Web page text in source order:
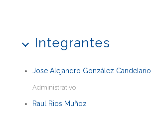
Integrantes
Jose Alejandro González Candelario
Administrativo
Raul Rios Muñoz